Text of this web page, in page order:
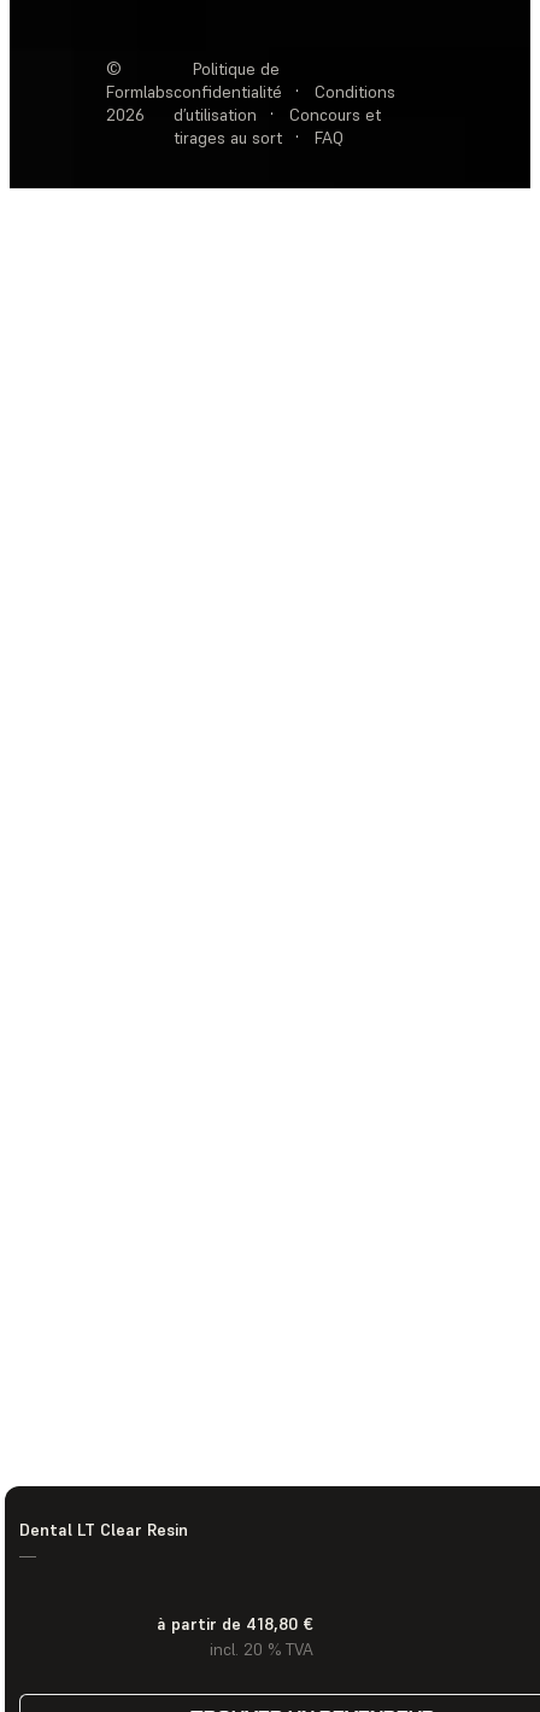
Dental LT Clear Resin
—
à partir de 418,80 €
incl. 20 % TVA
©
Formlabs
2026
Politique de
confidentialité
·
Conditions
d’utilisation
·
Concours et
tirages au sort
· FAQ